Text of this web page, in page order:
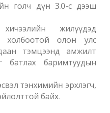
голч дүн 3.0-с дээш
жилүүдэд
холбоотой олон улс
тэмцээнд амжилт
батлах баримтуудын
тэнхимийн эрхлэгч,
байх.